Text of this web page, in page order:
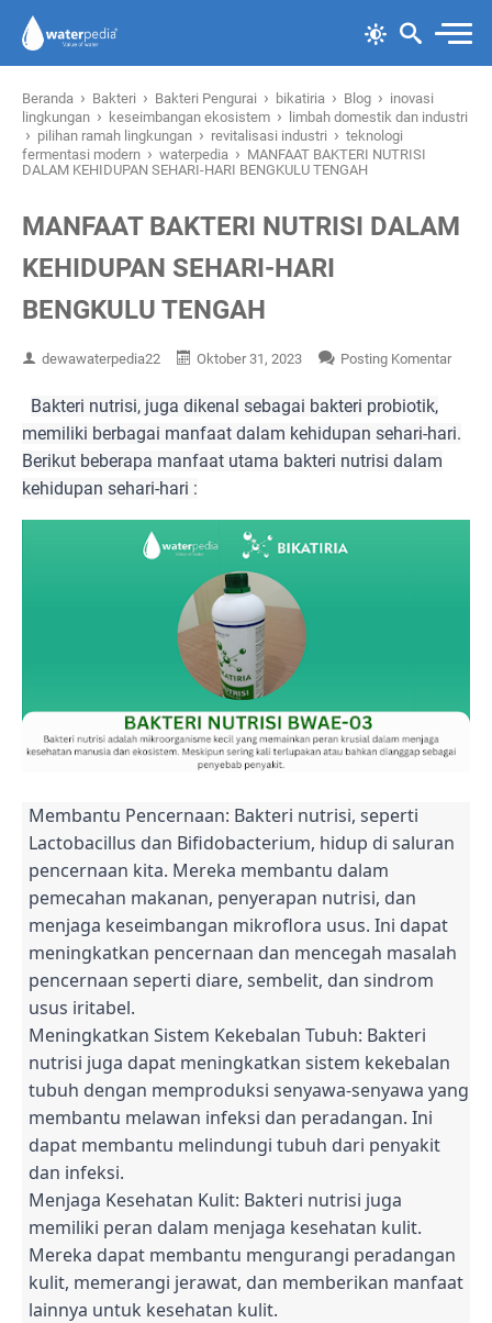
Beranda › Bakteri › Bakteri Pengurai › bikatiria › Blog › inovasi
lingkungan › keseimbangan ekosistem › limbah domestik dan industri
› pilihan ramah lingkungan › revitalisasi industri › teknologi
fermentasi modern › waterpedia › MANFAAT BAKTERI NUTRISI
DALAM KEHIDUPAN SEHARI-HARI BENGKULU TENGAH
MANFAAT BAKTERI NUTRISI DALAM
KEHIDUPAN SEHARI-HARI
BENGKULU TENGAH
dewawaterpedia22 Oktober 31, 2023 Posting Komentar
Bakteri nutrisi, juga dikenal sebagai bakteri probiotik,
memiliki berbagai manfaat dalam kehidupan sehari-hari.
Berikut beberapa manfaat utama bakteri nutrisi dalam
kehidupan sehari-hari :
Membantu Pencernaan: Bakteri nutrisi, seperti
Lactobacillus dan Bifidobacterium, hidup di saluran
pencernaan kita. Mereka membantu dalam
pemecahan makanan, penyerapan nutrisi, dan
menjaga keseimbangan mikroflora usus. Ini dapat
meningkatkan pencernaan dan mencegah masalah
pencernaan seperti diare, sembelit, dan sindrom
usus iritabel.
Meningkatkan Sistem Kekebalan Tubuh: Bakteri
nutrisi juga dapat meningkatkan sistem kekebalan
tubuh dengan memproduksi senyawa-senyawa yang
membantu melawan infeksi dan peradangan. Ini
dapat membantu melindungi tubuh dari penyakit
dan infeksi.
Menjaga Kesehatan Kulit: Bakteri nutrisi juga
memiliki peran dalam menjaga kesehatan kulit.
Mereka dapat membantu mengurangi peradangan
kulit, memerangi jerawat, dan memberikan manfaat
lainnya untuk kesehatan kulit.